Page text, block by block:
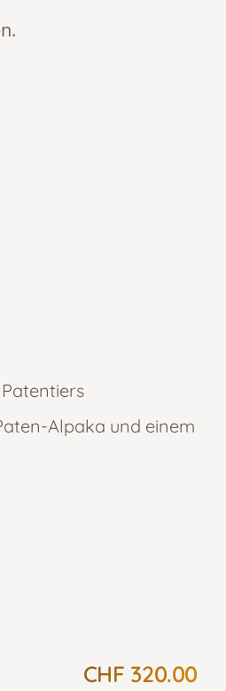
Alpaka und einem
CHF 320.00